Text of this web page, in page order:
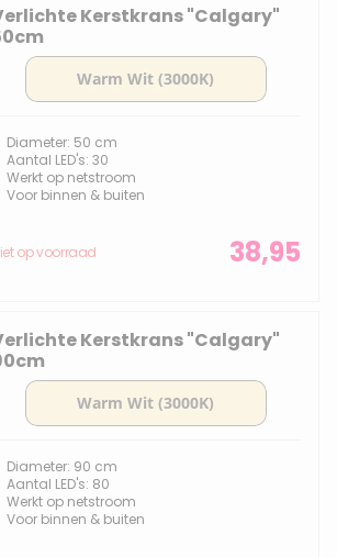
Kerstkrans "Calgary"
Diameter: 50 cm
Aantal LED's: 30
Werkt op netstroom
Voor binnen & buiten
op voorraad 38,95
Kerstkrans "Calgary"
Diameter: 90 cm
Aantal LED's: 80
Werkt op netstroom
Voor binnen & buiten